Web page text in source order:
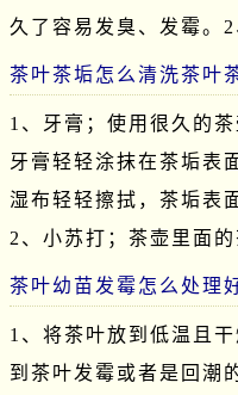
久了容易发臭、发霉
茶叶茶垢怎么清洗茶叶
1、牙膏；使用很久的
牙膏轻轻涂抹在茶垢表
湿布轻轻擦拭，茶垢表
2、小苏打；茶壶里面
茶叶幼苗发霉怎么处理
1、将茶叶放到低温且
到茶叶发霉或者是回潮